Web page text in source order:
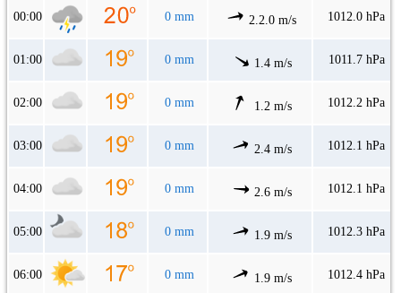
00:00 0 mm 2.2.0 m/s 1012.0 hPa
01:00 0 mm 1.4 m/s 1011.7 hPa
02:00 0 mm 1.2 m/s 1012.2 hPa
03:00 0 mm 2.4 m/s 1012.1 hPa
04:00 0 mm 2.6 m/s 1012.1 hPa
05:00 0 mm 1.9 m/s 1012.3 hPa
06:00 0 mm 1.9 m/s 1012.4 hPa